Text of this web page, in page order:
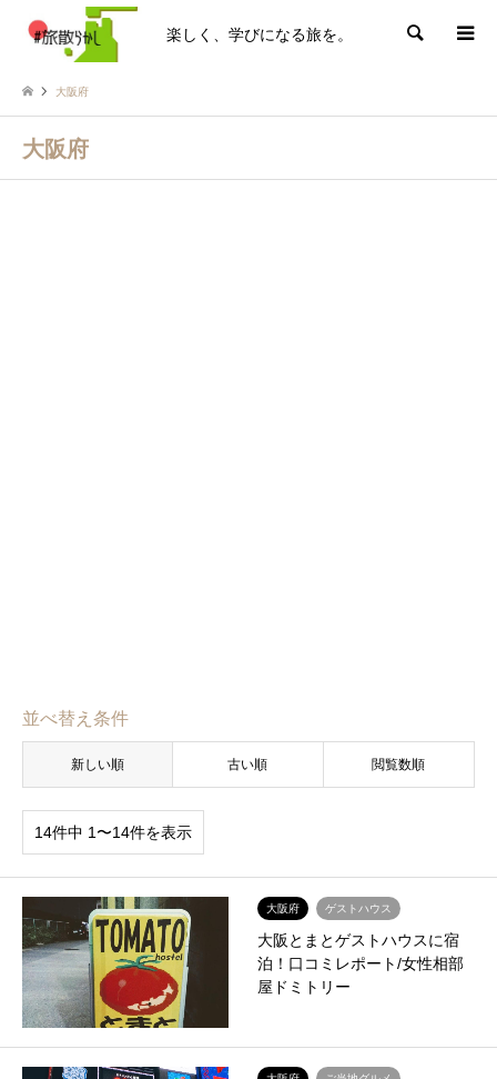
楽しく、学びになる旅を。 検索
大阪府
大阪府
並べ替え条件
新しい順 古い順 閲覧数順
14件中 1〜14件を表示
大阪府 ゲストハウス
大阪とまとゲストハウスに宿
泊！口コミレポート/女性相部
屋ドミトリー